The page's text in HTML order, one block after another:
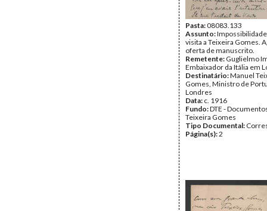
Pasta:08083.133
Assunto:
visita a Teixeira Gomes.
oferta de manuscrito.
Remetente: Guglielmo
Embaixador da Itália em
Destinatário:Manuel
Gomes, Ministro de
Londres
Data: c. 1916
Fundo:DTE -
Teixeira Gomes
Tipo Documental:
Página(s):2